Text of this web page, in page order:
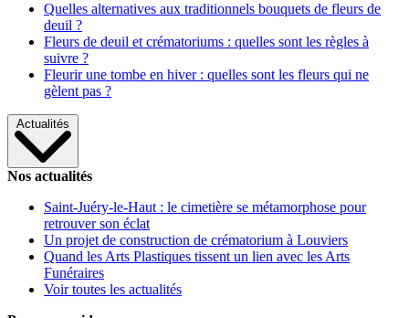
Quelles alternatives aux traditionnels bouquets de fleurs de
deuil ?
Fleurs de deuil et crématoriums : quelles sont les règles à
suivre ?
Fleurir une tombe en hiver : quelles sont les fleurs qui ne
gèlent pas ?
Actualités
Nos actualités
Saint-Juéry-le-Haut : le cimetière se métamorphose pour
retrouver son éclat
Un projet de construction de crématorium à Louviers
Quand les Arts Plastiques tissent un lien avec les Arts
Funéraires
Voir toutes les actualités